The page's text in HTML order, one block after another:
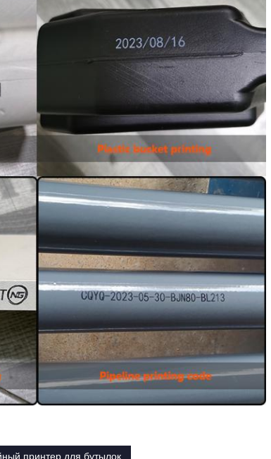
принтер для бутылок